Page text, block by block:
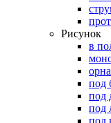
Рисунок
в
под
под
под
под